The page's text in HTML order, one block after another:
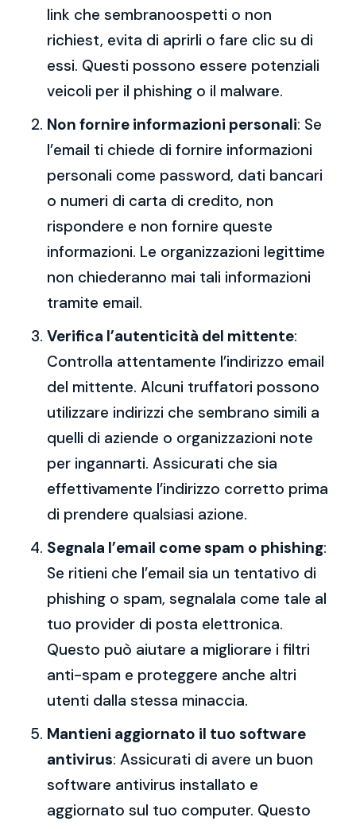
link che sembranoospetti o non
richiest, evita di aprirli o fare clic su di
essi. Questi possono essere potenziali
veicoli per il phishing o il malware.
Non fornire informazioni personali: Se
l’email ti chiede di fornire informazioni
personali come password, dati bancari
o numeri di carta di credito, non
rispondere e non fornire queste
informazioni. Le organizzazioni legittime
non chiederanno mai tali informazioni
tramite email.
Verifica l’autenticità del mittente:
Controlla attentamente l’indirizzo email
del mittente. Alcuni truffatori possono
utilizzare indirizzi che sembrano simili a
quelli di aziende o organizzazioni note
per ingannarti. Assicurati che sia
effettivamente l’indirizzo corretto prima
di prendere qualsiasi azione.
Segnala l’email come spam o phishing:
Se ritieni che l’email sia un tentativo di
phishing o spam, segnalala come tale al
tuo provider di posta elettronica.
Questo può aiutare a migliorare i filtri
anti-spam e proteggere anche altri
utenti dalla stessa minaccia.
Mantieni aggiornato il tuo software
antivirus: Assicurati di avere un buon
software antivirus installato e
aggiornato sul tuo computer. Questo